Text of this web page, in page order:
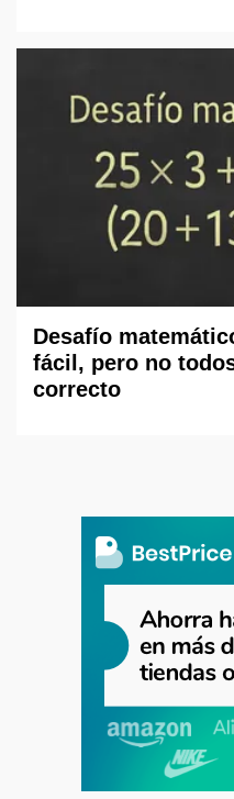
Desafío
fácil, pero no
correcto